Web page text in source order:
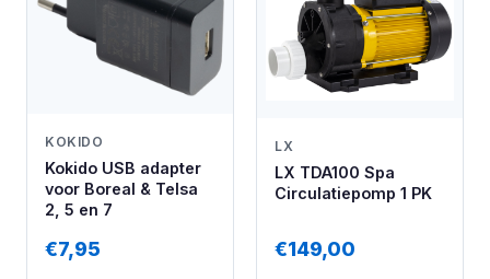
KOKIDO
Kokido USB adapter
voor Boreal & Telsa
2, 5 en 7
€7,95
LX
LX TDA100 Spa
Circulatiepomp 1 PK
€149,00